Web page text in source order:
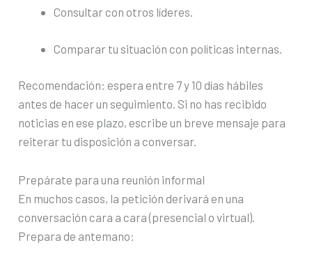
Consultar con otros líderes.
Comparar tu situación con políticas internas.
Recomendación: espera entre 7 y 10 días hábiles
antes de hacer un seguimiento. Si no has recibido
noticias en ese plazo, escribe un breve mensaje para
reiterar tu disposición a conversar.
Prepárate para una reunión informal
En muchos casos, la petición derivará en una
conversación cara a cara (presencial o virtual).
Prepara de antemano: